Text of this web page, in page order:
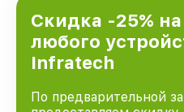
Скидка -25%
любого
Infratech
По предварительной